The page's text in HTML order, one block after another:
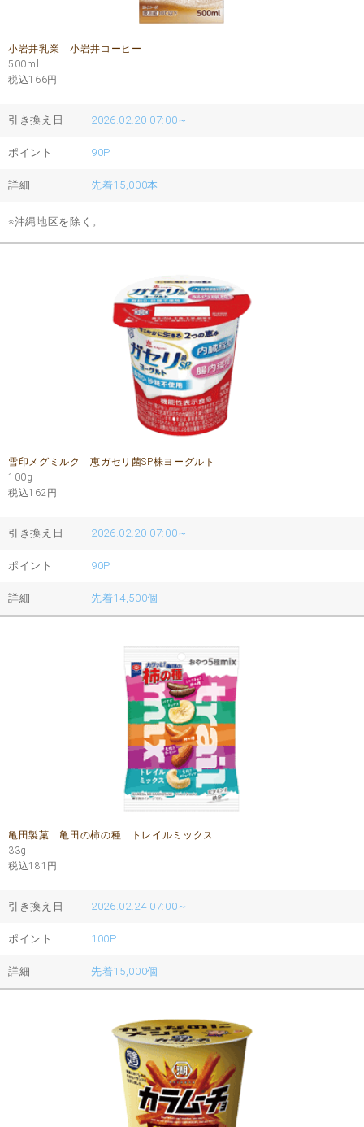
小岩井乳業 小岩井コーヒー
500ml
税込166円
引き換え日 2026.02.20 07:00～
ポイント 90P
詳細 先着15,000本
※沖縄地区を除く。
雪印メグミルク 恵ガセリ菌SP株ヨーグルト
100g
税込162 円
引き換え日 2026.02.20 07:00～
ポイント 90P
詳細 先着14,500個
亀田製菓 亀田の柿の種 トレイルミックス
33g
税込181 円
引き換え日 2026.02.24 07:00～
ポイント 100P
詳細 先着15,000個